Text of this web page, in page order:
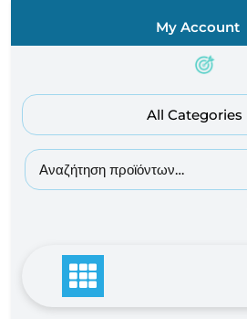
My Account
All Categories